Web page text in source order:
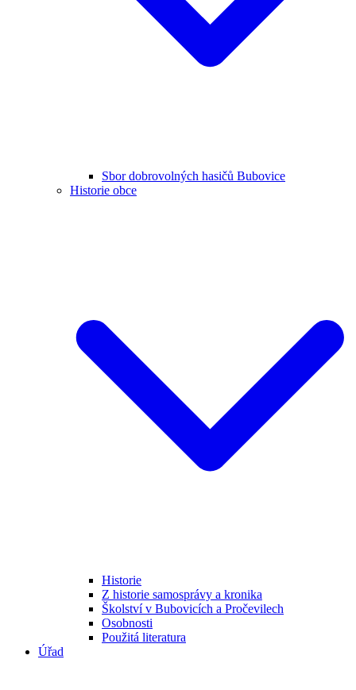
Sbor dobrovolných hasičů Bubovice
Historie obce
Historie
Z historie samosprávy a kronika
Školství v Bubovicích a Pročevilech
Osobnosti
Použitá literatura
Úřad